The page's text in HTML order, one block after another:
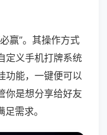
赢”。其操作方式
定义手机打牌系统
功能，一键便可以
你是想分享给好友
需求。